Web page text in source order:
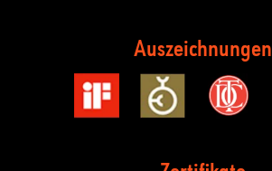
Auszeichnungen